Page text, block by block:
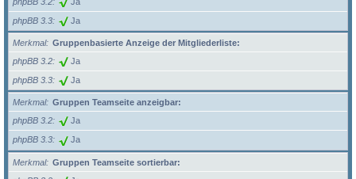
phpBB 3.3 Ja
Merkmal
Gruppenbasierte Anzeige der Mitgliederliste:
phpBB 3.2
Ja
phpBB 3.3 Ja
Merkmal
Gruppen Teamseite anzeigbar:
phpBB 3.2
Ja
phpBB 3.3 Ja
Merkmal
Gruppen Teamseite sortierbar: